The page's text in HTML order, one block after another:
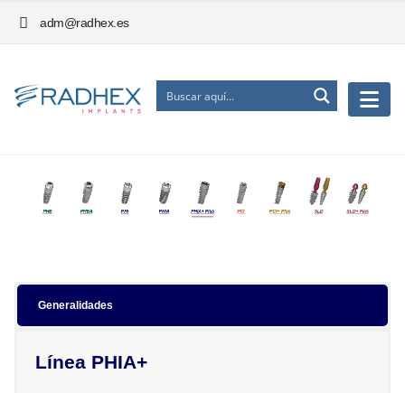
adm@radhex.es
Generalidades
Línea PHIA+